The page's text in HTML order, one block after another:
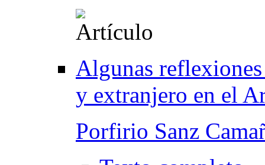
Algunas
y extranjero en el
Porfirio Sanz